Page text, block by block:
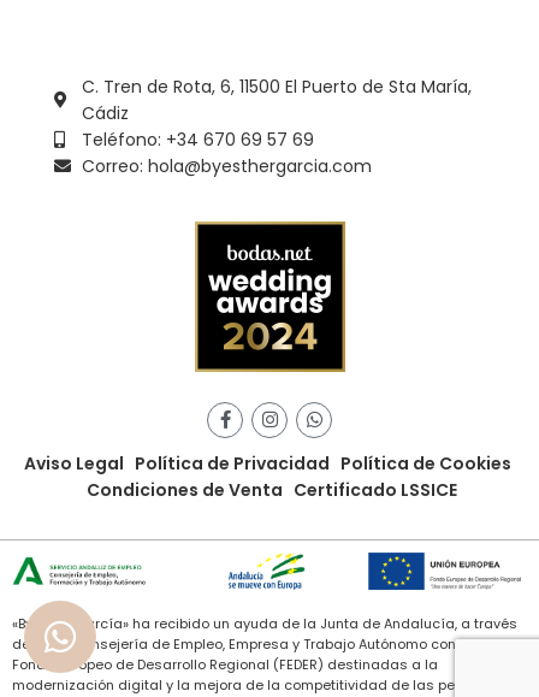
C. Tren de Rota, 6, 11500 El Puerto de Sta María,
Cádiz
Teléfono: +34 670 69 57 69
Correo: hola@byesthergarcia.com
Aviso Legal Política de Privacidad Política de Cookies
Condiciones de Venta Certificado LSSICE
«ByEstherGarcía» ha recibido un ayuda de la Junta de Andalucía, a través
de de la Consejería de Empleo, Empresa y Trabajo Autónomo con cargo al
Fondo Europeo de Desarrollo Regional (FEDER) destinadas a la
modernización digital y la mejora de la competitividad de las personas